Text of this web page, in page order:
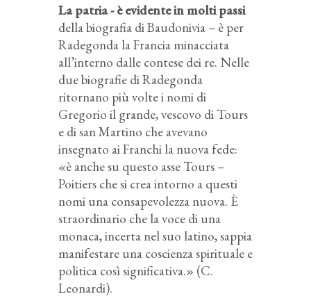
La patria - è evidente in molti passi
della biografia di Baudonivia – è per
Radegonda la Francia minacciata
all’interno dalle contese dei re. Nelle
due biografie di Radegonda
ritornano più volte i nomi di
Gregorio il grande, vescovo di Tours
e di san Martino che avevano
insegnato ai Franchi la nuova fede:
«è anche su questo asse Tours –
Poitiers che si crea intorno a questi
nomi una consapevolezza nuova. È
straordinario che la voce di una
monaca, incerta nel suo latino, sappia
manifestare una coscienza spirituale e
politica così significativa.» (C.
Leonardi).